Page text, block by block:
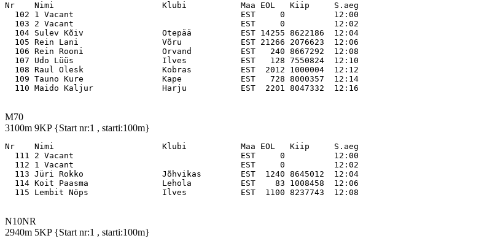
Nr    Nimi                      Klubi           Maa EOL   Kiip     S.aeg
102 1 Vacant                                  EST     0          12:00
  103 2 Vacant                                  EST     0          12:02
  104 Sulev Kõiv                Otepää          EST 14255 8622186  12:04
  105 Rein Lani                 Võru            EST 21266 2076623  12:06
  106 Rein Rooni                Orvand          EST   240 8667292  12:08
  107 Udo Lüüs                  Ilves           EST   128 7550824  12:10
  108 Raul Olesk                Kobras          EST  2012 1000004  12:12
  109 Tauno Kure                Kape            EST   728 8000357  12:14
M70
3100m 9KP {Start nr:1 , starti:100m}
Nr    Nimi                      Klubi           Maa EOL   Kiip     S.aeg
111 2 Vacant                                  EST     0          12:00
  112 1 Vacant                                  EST     0          12:02
  113 Jüri Rokko                Jõhvikas        EST  1240 8645012  12:04
  114 Koit Paasma               Lehola          EST    83 1008458  12:06
N10NR
2940m 5KP {Start nr:1 , starti:100m}